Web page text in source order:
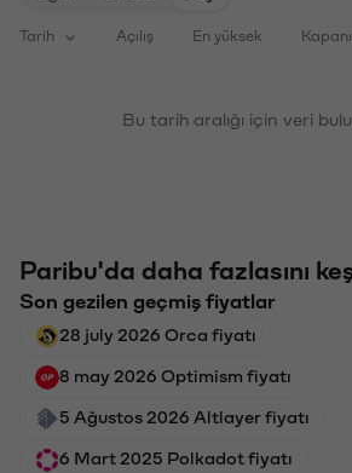
Tarih Açılış En yüksek
Bu tarih aralığı için veri
Paribu'da daha fazlasını
Son gezilen geçmiş fiyatlar
28 july 2026 Orca fiyatı
8 may 2026 Optimism fiyatı
5 Ağustos 2026 Altlayer fiyatı
6 Mart 2025 Polkadot fiyatı